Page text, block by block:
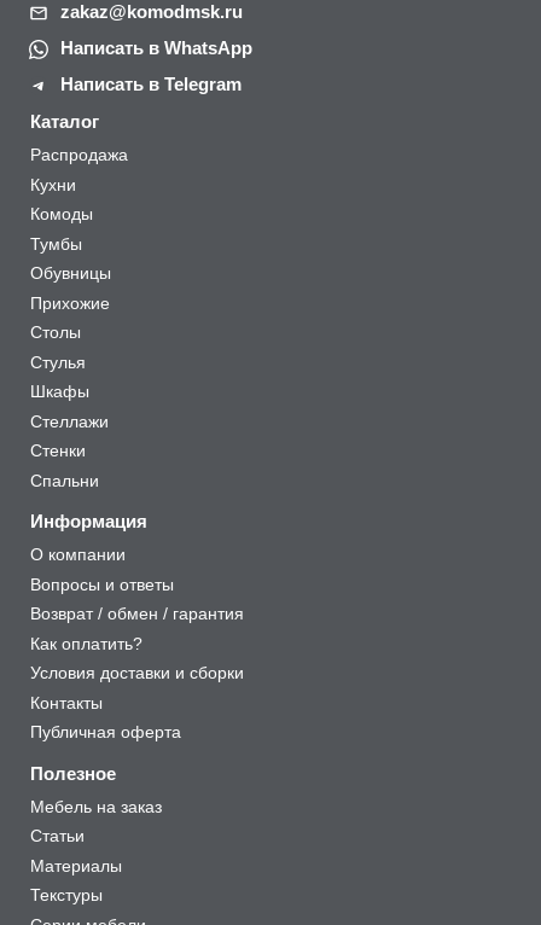
zakaz@komodmsk.ru
Написать в WhatsApp
Написать в Telegram
Каталог
Распродажа
Кухни
Комоды
Тумбы
Обувницы
Прихожие
Столы
Стулья
Шкафы
Стеллажи
Стенки
Спальни
Информация
О компании
Вопросы и ответы
Возврат / обмен / гарантия
Как оплатить?
Условия доставки и сборки
Контакты
Публичная оферта
Полезное
Мебель на заказ
Статьи
Материалы
Текстуры